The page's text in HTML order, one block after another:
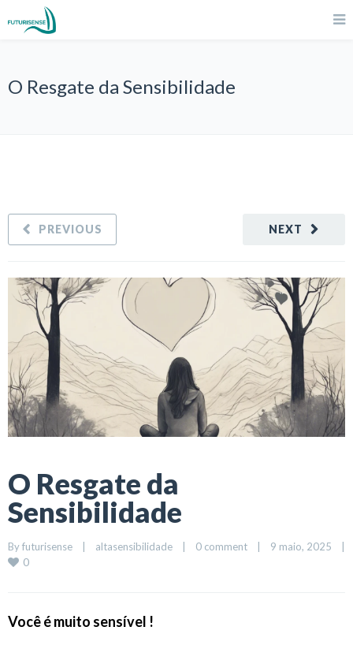
O Resgate da Sensibilidade
NEXT
PREVIOUS
O Resgate da
Sensibilidade
By futurisense | altasensibilidade | 0 comment | 9 maio, 2025 |
0
Você é muito sensível !